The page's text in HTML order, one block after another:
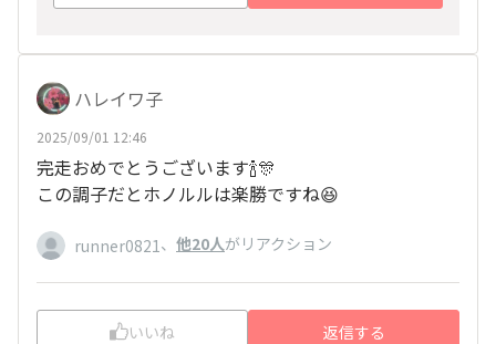
ハレイワ子
2025/09/01 12:46
完走おめでとうございます🍾🎊
この調子だとホノルルは楽勝ですね😆
runner0821、 他20人がリアクション
いいね 返信する